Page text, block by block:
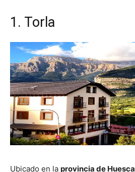
1. Torla
Ubicado en la provincia de Huesca